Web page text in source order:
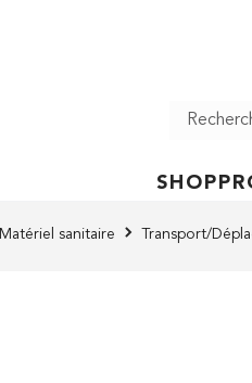
SHOP
Matériel sanitaire Transport/